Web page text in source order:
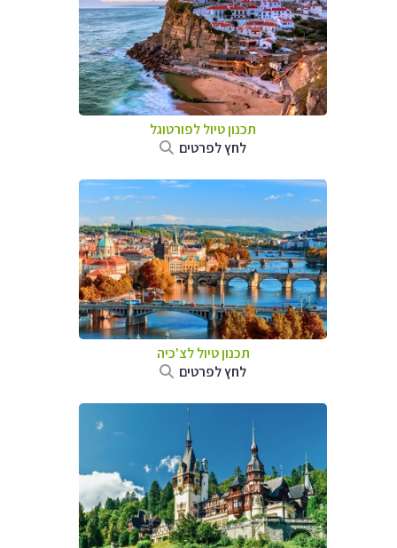
תכנון טיול לפורטוגל
לחץ לפרטים
תכנון טיול לצ'כיה
לחץ לפרטים